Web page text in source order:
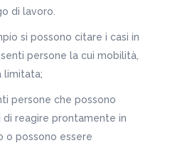
di lavoro.
si possono citare i casi in
persone la cui mobilità,
limitata;
persone che possono
di reagire prontamente in
o possono essere